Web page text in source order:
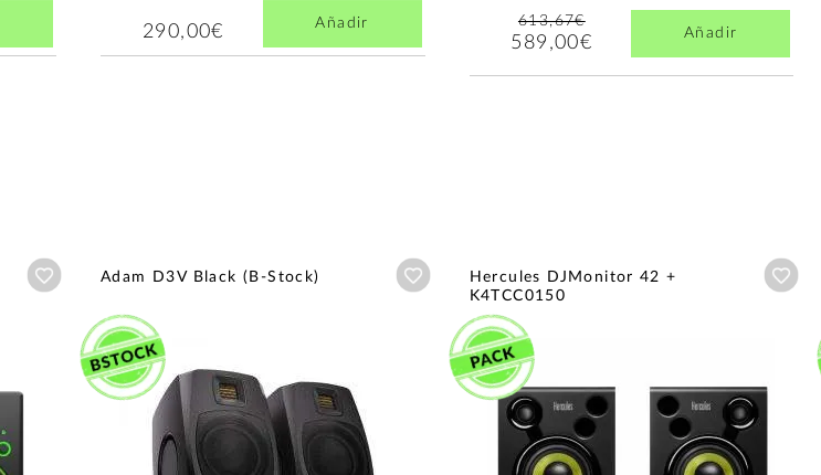
290,00€ Añadir 613,67€
589,00€ Añadir
Añadir a wishlist
Adam D3V Black (B-Stock) Añadir a wishlist
Hercules DJMonitor 42 +
K4TCC0150